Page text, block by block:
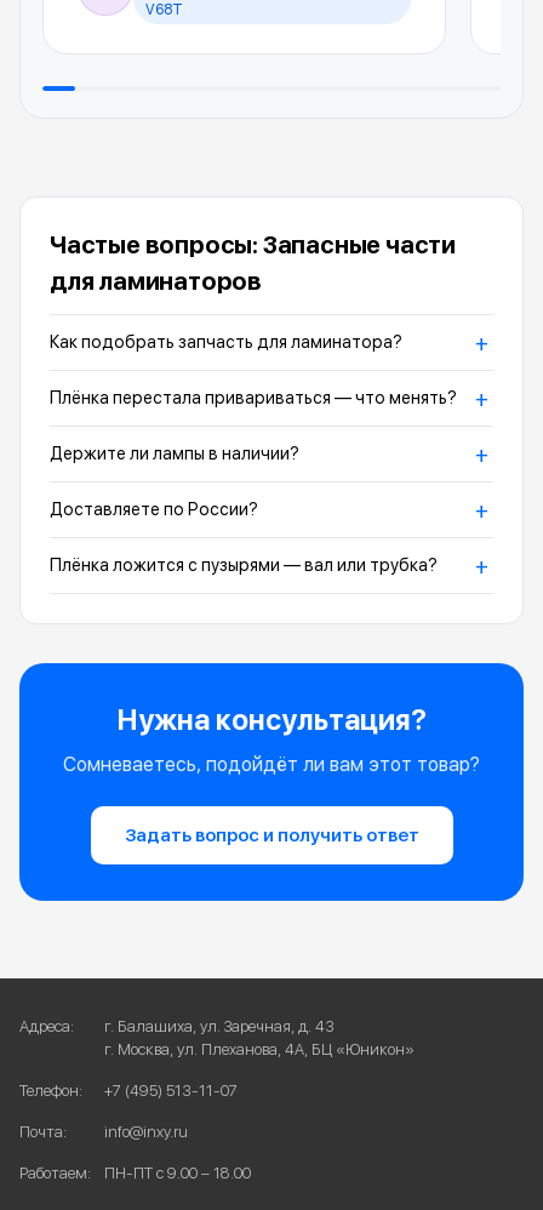
V68T
Частые вопросы: Запасные части
для ламинаторов
Как подобрать запчасть для ламинатора? +
Плёнка перестала привариваться — что менять? +
Держите ли лампы в наличии? +
Доставляете по России? +
Плёнка ложится с пузырями — вал или трубка? +
Нужна консультация?
Сомневаетесь, подойдёт ли вам этот товар?
Задать вопрос и получить ответ
Адреса:
г. Балашиха, ул. Заречная, д. 43
г. Москва, ул. Плеханова, 4А, БЦ «Юникон»
Телефон: +7 (495) 513-11-07
Почта: info@inxy.ru
Работаем: ПН-ПТ с 9.00 – 18.00